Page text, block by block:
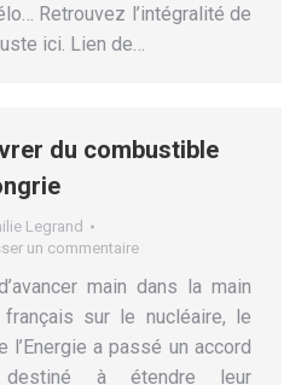
Retrouvez l’intégralité de
ici. Lien de…
du combustible
Legrand
un commentaire
main dans la main
sur le nucléaire, le
a passé un accord
destiné à étendre leur